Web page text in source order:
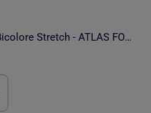
Lot de 2 Boxers Bicolore Stretch - ATLAS FOR MEN